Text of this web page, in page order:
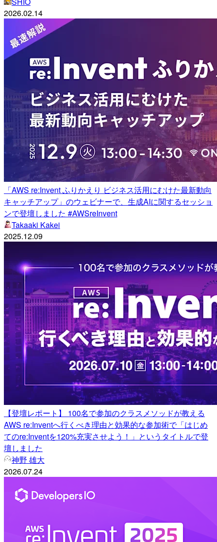
2026.02.14
「AWS re:Invent ふりかえり ビジネス活用にむけた最新動向
キャッチアップ」のウェビナーで、生成AIに関するセッショ
ンで登壇しました #AWSreInvent
Takaaki Kakei
2025.12.09
【登壇レポート】 100名で参加のクラスメソッドが教える
AWS re:Inventへ行くべき理由と効果的な参加術で「はじめ
てのre:Inventを120%充実させよう！」というタイトルで登
壇しました
神野 雄大
2026.07.24